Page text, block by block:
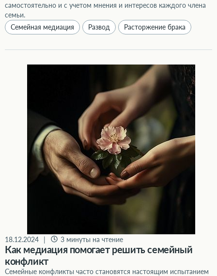
самостоятельно и с учетом мнения и интересов каждого члена
семьи.
Семейная медиация
Развод Расторжение брака
18.12.2024 | 3 минуты на чтение
Как медиация помогает решить семейный
конфликт
Семейные конфликты часто становятся настоящим испытанием